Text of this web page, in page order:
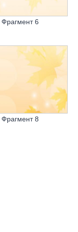
Фрагмент 6
Фрагмент 8